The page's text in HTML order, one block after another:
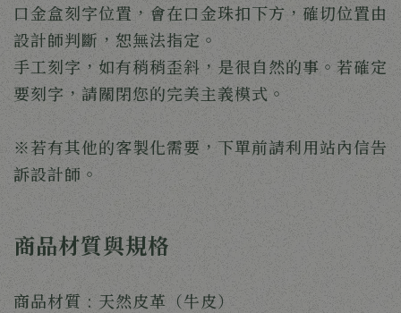
口金盒刻字位置，會在口金珠扣下方，確切位置由
設計師判斷，恕無法指定。
手工刻字，如有稍稍歪斜，是很自然的事。若確定
要刻字，請關閉您的完美主義模式。
※若有其他的客製化需要，下單前請利用站內信告
訴設計師。
商品材質與規格
商品材質 : 天然皮革（牛皮）